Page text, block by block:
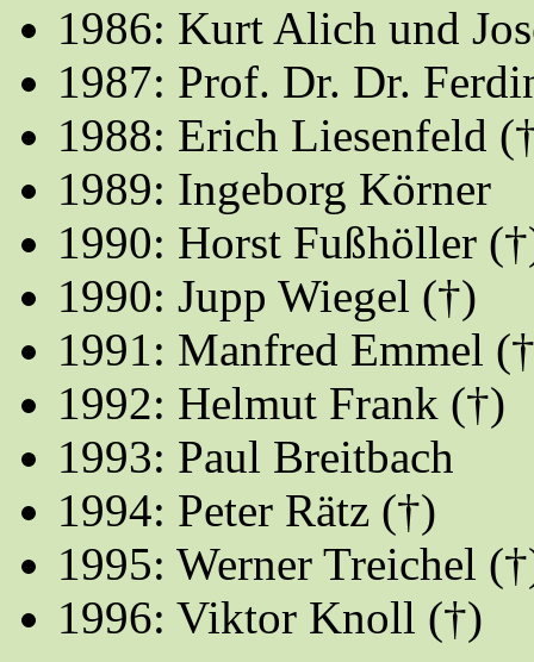
1986: Kurt Alich und
1987: Prof. Dr. Dr.
1988: Erich Liesenfeld
1989: Ingeborg Körner
1990: Horst Fußhöller
1990: Jupp Wiegel (†)
1991: Manfred Emmel
1992: Helmut Frank (†)
1993: Paul Breitbach
1994: Peter Rätz (†)
1995: Werner Treichel
1996: Viktor Knoll (†)